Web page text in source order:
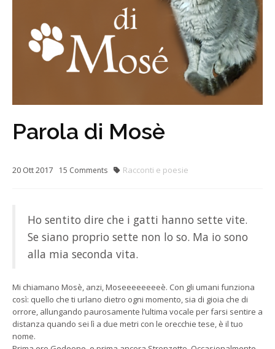
Parola di Mosè
20 Ott2017 15 Comments Racconti e poesie
Ho sentito dire che i gatti hanno sette vite.
Se siano proprio sette non lo so. Ma io sono
alla mia seconda vita.
Mi chiamano Mosè, anzi, Moseeeeeeeeè. Con gli umani funziona
così: quello che ti urlano dietro ogni momento, sia di gioia che di
orrore, allungando paurosamente l’ultima vocale per farsi sentire a
distanza quando sei lì a due metri con le orecchie tese, è il tuo
nome.